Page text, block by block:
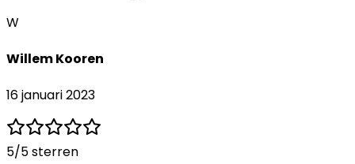
W
Willem Kooren
16 januari 2023
5/5 sterren